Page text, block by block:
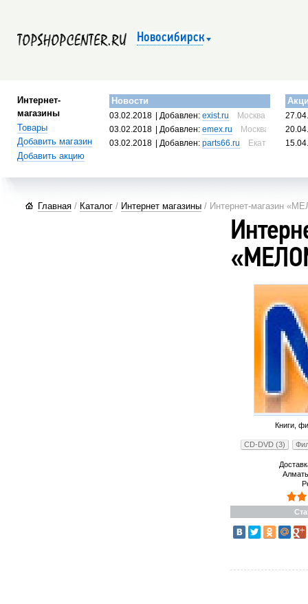
Новосибирск
Интернет-
магазины
Товары
Добавить магазин
Добавить акцию
Новости
03.02.2018 | Добавлен:exist.ru
Москва, Россия
03.02.2018
| Добавлен:emex.ru
Москва, Россия
03.02.2018
| Добавлен:parts66.ru Екатеринбург,
Главная / Каталог / Интернет магазины / Интернет-магазин
Книги,
CD-DVD (3)